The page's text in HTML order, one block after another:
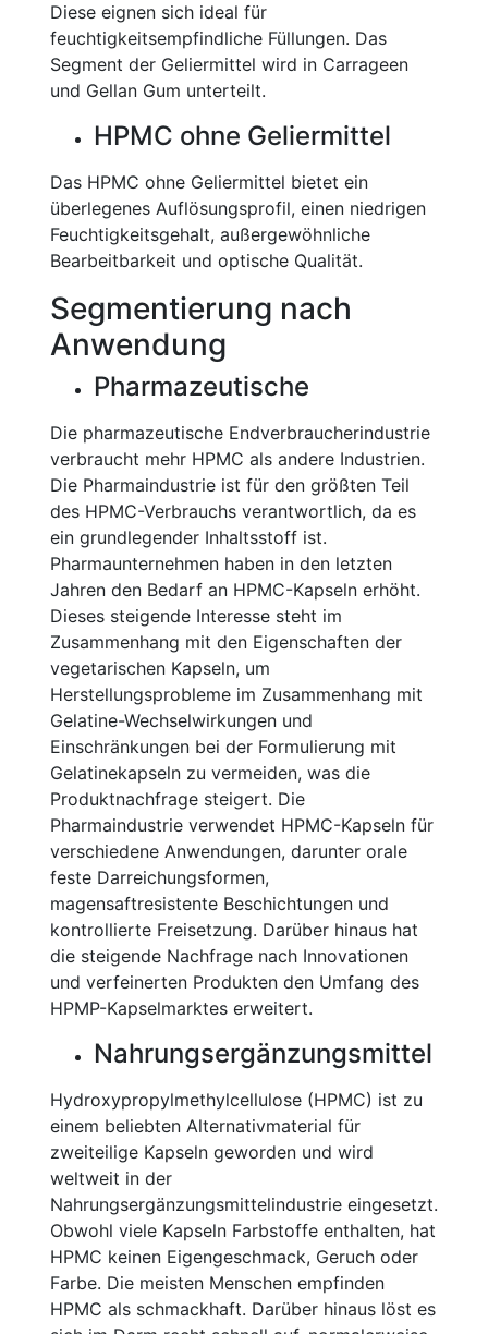
Diese eignen sich ideal für
feuchtigkeitsempfindliche Füllungen. Das
Segment der Geliermittel wird in Carrageen
und Gellan Gum unterteilt.
HPMC ohne Geliermittel
Das HPMC ohne Geliermittel bietet ein
überlegenes Auflösungsprofil, einen niedrigen
Feuchtigkeitsgehalt, außergewöhnliche
Bearbeitbarkeit und optische Qualität.
Segmentierung nach
Anwendung
Pharmazeutische
Die pharmazeutische Endverbraucherindustrie
verbraucht mehr HPMC als andere Industrien.
Die Pharmaindustrie ist für den größten Teil
des HPMC-Verbrauchs verantwortlich, da es
ein grundlegender Inhaltsstoff ist.
Pharmaunternehmen haben in den letzten
Jahren den Bedarf an HPMC-Kapseln erhöht.
Dieses steigende Interesse steht im
Zusammenhang mit den Eigenschaften der
vegetarischen Kapseln, um
Herstellungsprobleme im Zusammenhang mit
Gelatine-Wechselwirkungen und
Einschränkungen bei der Formulierung mit
Gelatinekapseln zu vermeiden, was die
Produktnachfrage steigert. Die
Pharmaindustrie verwendet HPMC-Kapseln für
verschiedene Anwendungen, darunter orale
feste Darreichungsformen,
magensaftresistente Beschichtungen und
kontrollierte Freisetzung. Darüber hinaus hat
die steigende Nachfrage nach Innovationen
und verfeinerten Produkten den Umfang des
HPMP-Kapselmarktes erweitert.
Nahrungsergänzungsmittel
Hydroxypropylmethylcellulose (HPMC) ist zu
einem beliebten Alternativmaterial für
zweiteilige Kapseln geworden und wird
weltweit in der
Nahrungsergänzungsmittelindustrie eingesetzt.
Obwohl viele Kapseln Farbstoffe enthalten, hat
HPMC keinen Eigengeschmack, Geruch oder
Farbe. Die meisten Menschen empfinden
HPMC als schmackhaft. Darüber hinaus löst es